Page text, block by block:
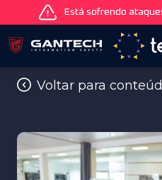
Está sofrendo
Voltar para